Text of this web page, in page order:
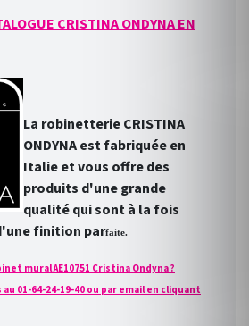
CRISTINA ONDYNA EN
La robinetterie CRISTINA
ONDYNA est fabriquée en
Italie et vous offre des
produits d'une grande
qualité qui sont à la fois
finition parfaite.
mural AE10751 Cristina Ondyna ?
01-64-24-19-40 ou par email en cliquant